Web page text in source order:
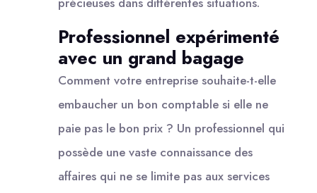
Professionnel expérimenté
avec un grand bagage
Comment votre entreprise souhaite-t-elle
embaucher un bon comptable si elle ne
paie pas le bon prix ? Un professionnel qui
possède une vaste connaissance des
affaires qui ne se limite pas aux services